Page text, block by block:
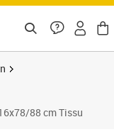
88 cm Tissu